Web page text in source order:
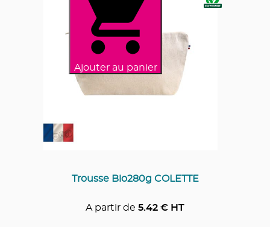
Ajouter au panier
Trousse Bio280g COLETTE
A partir de 5.42 € HT